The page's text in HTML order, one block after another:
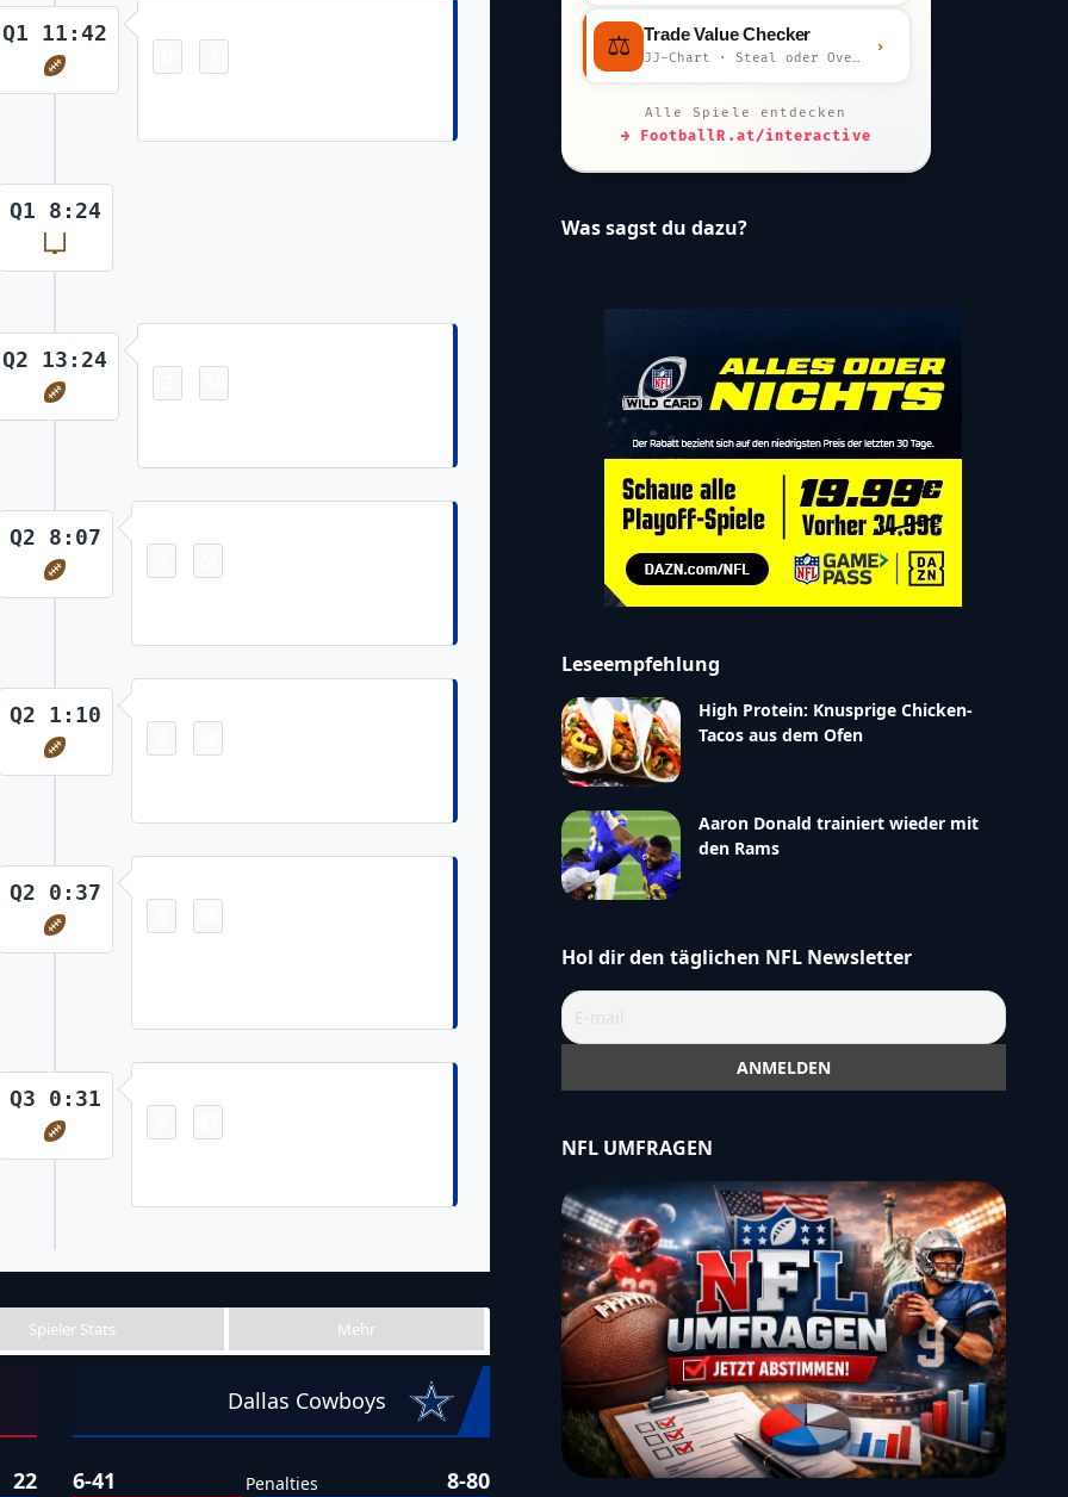
Q1 11:42
Q1 8:24
Q2 13:24
Q2 8:07
Q2 1:10
Q2 0:37
Q3 0:31
Spieler Stats Mehr
Dallas Cowboys
22 6-41 Penalties 8-80
⚖️ Trade Value Checker
›
Alle Spiele entdecken
→ FootballR.at/interactive
Was sagst du dazu?
Leseempfehlung
High Protein: Knusprige Chicken-
Tacos aus dem Ofen
Aaron Donald trainiert wieder mit
den Rams
Hol dir den täglichen NFL Newsletter
NFL UMFRAGEN